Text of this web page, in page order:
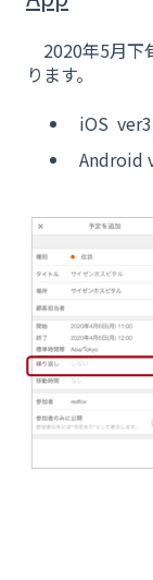
2020年5月下
ります。
iOS
Android